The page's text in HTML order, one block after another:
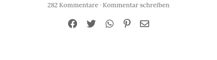
282 Kommentare · Kommentar schreiben